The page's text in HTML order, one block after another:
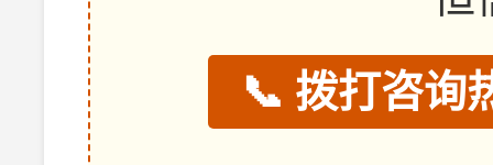
📞 拨打咨询